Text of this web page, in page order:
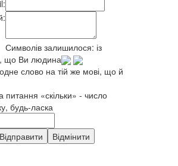
Символів залишилося: із
що Ви людина
слово на тій же мові, що й
питання «скільки» - число
будь-ласка